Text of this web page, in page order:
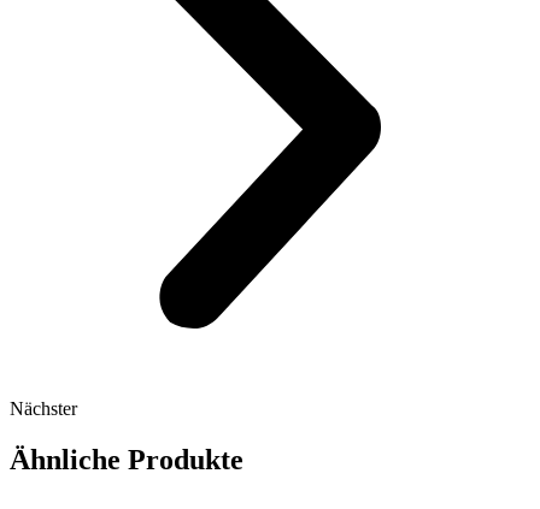
Nächster
Ähnliche Produkte